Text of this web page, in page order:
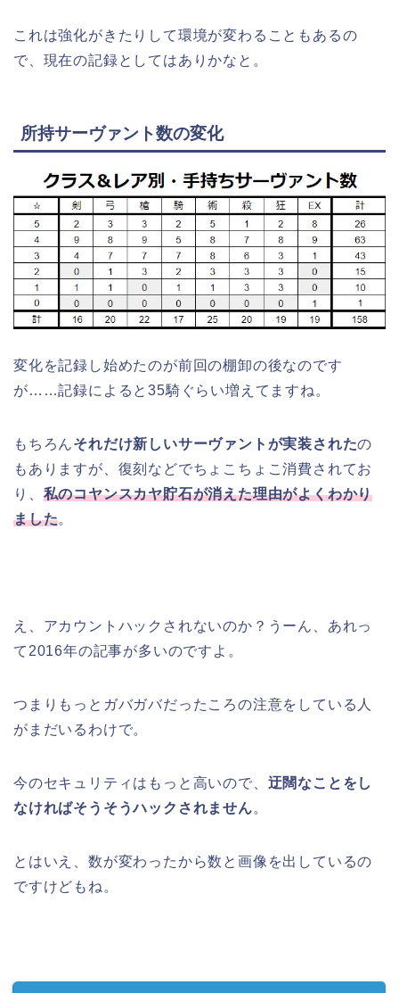
これは強化がきたりして環境が変わることもあるの
で、現在の記録としてはありかなと。
所持サーヴァント数の変化
変化を記録し始めたのが前回の棚卸の後なのです
が……記録によると35騎ぐらい増えてますね。
もちろんそれだけ新しいサーヴァントが実装されたの
もありますが、復刻などでちょこちょこ消費されてお
り、 私のコヤンスカヤ貯石が消えた理由がよくわかり
ました。
え、アカウントハックされないのか？うーん、あれっ
て2016年の記事が多いのですよ。
つまりもっとガバガバだったころの注意をしている人
がまだいるわけで。
今のセキュリティはもっと高いので、 迂闊なことをし
なければそうそうハックされません。
とはいえ、数が変わったから数と画像を出しているの
ですけどもね。